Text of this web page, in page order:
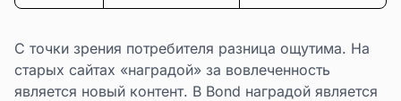
С точки зрения потребителя разница ощутима. На
старых сайтах «наградой» за вовлеченность
является новый контент. В Bond наградой является